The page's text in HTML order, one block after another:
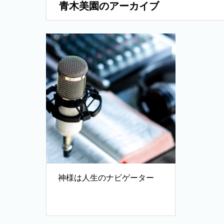
青木美園のアーカイブ
神様は人生のナビゲーター